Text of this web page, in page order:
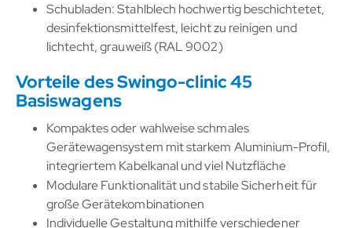
Schubladen: Stahlblech hochwertig beschichtetet,
desinfektionsmittelfest, leicht zu reinigen und
lichtecht, grauweiß (RAL 9002)
Vorteile des Swingo-clinic 45
Basiswagens
Kompaktes oder wahlweise schmales
Gerätewagensystem mit starkem Aluminium-Profil,
integriertem Kabelkanal und viel Nutzfläche
Modulare Funktionalität und stabile Sicherheit für
große Gerätekombinationen
Individuelle Gestaltung mithilfe verschiedener